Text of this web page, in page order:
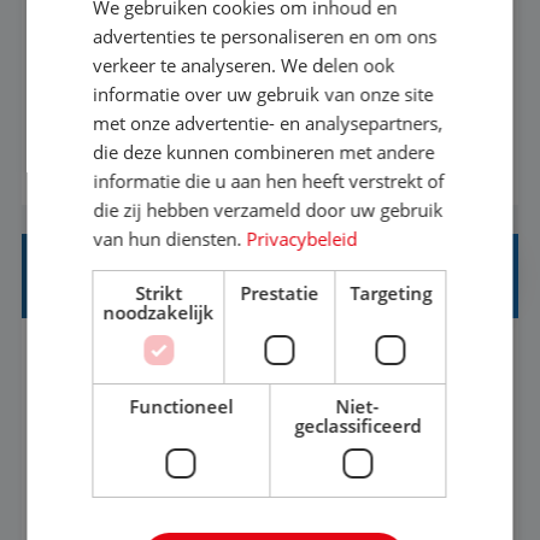
Met jouw ervaring in de reisbranche of
achtergrond in toerisme ben je klaar voor de
volgende stap. Vanaf je stoel reis je de hele
wereld over en speel je moeiteloos in op de
wensen van je team, je klant en wat er in de
reiswereld gebeurt. Met je enthousiasme weet je
klanten te overtuigen om die droomreis te
boeken! ...
BEKIJK VACATURE
REISADVISEUR ALLROUND
Aalsmeer, Noord-Holland, Nederland
33-36 uur
MBO
Een vakantie plannen is het leukste dat er is. Of
het nu voor jezelf is, of voor een ander: jij vindt
We gebruiken cookies om inhoud en
advertenties te personaliseren en om ons
verkeer te analyseren. We delen ook
informatie over uw gebruik van onze site
met onze advertentie- en analysepartners,
die deze kunnen combineren met andere
informatie die u aan hen heeft verstrekt of
die zij hebben verzameld door uw gebruik
van hun diensten. Privacybeleid
Strikt
noodzakelijk
Prestatie Targeting
Functioneel
Niet-
geclassificeerd